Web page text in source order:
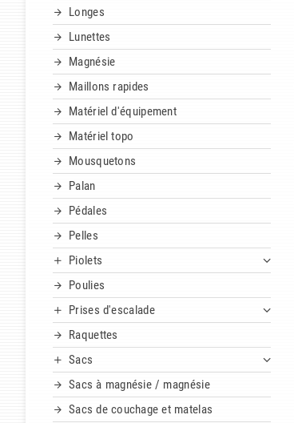
Longes
Lunettes
Magnésie
Maillons rapides
Matériel d'équipement
Matériel topo
Mousquetons
Palan
Pédales
Pelles
Piolets
Poulies
Prises d'escalade
Raquettes
Sacs
Sacs à magnésie / magnésie
Sacs de couchage et matelas